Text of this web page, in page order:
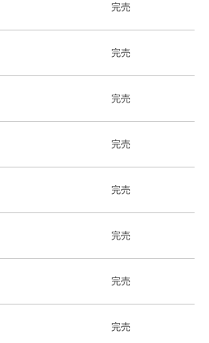
完売
完売
完売
完売
完売
完売
完売
完売